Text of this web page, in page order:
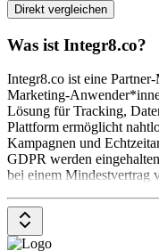
Direkt vergleichen
Was ist Integr8.co?
Integr8.co ist eine
Marketing-
Lösung für Tracking,
Plattform ermöglicht
Kampagnen und
GDPR werden
bei einem Mindestvertrag